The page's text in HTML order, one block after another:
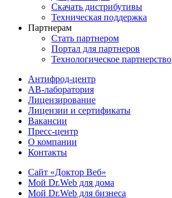
Скачать дистрибутивы
Техническая поддержка
Партнерам
Стать партнером
Портал для партнеров
Технологическое партнерство
Антифрод-центр
АВ-лаборатория
Лицензирование
Лицензии и сертификаты
Вакансии
Пресс-центр
О компании
Контакты
Сайт «Доктор Веб»
Мой Dr.Web для дома
Мой Dr.Web для бизнеса